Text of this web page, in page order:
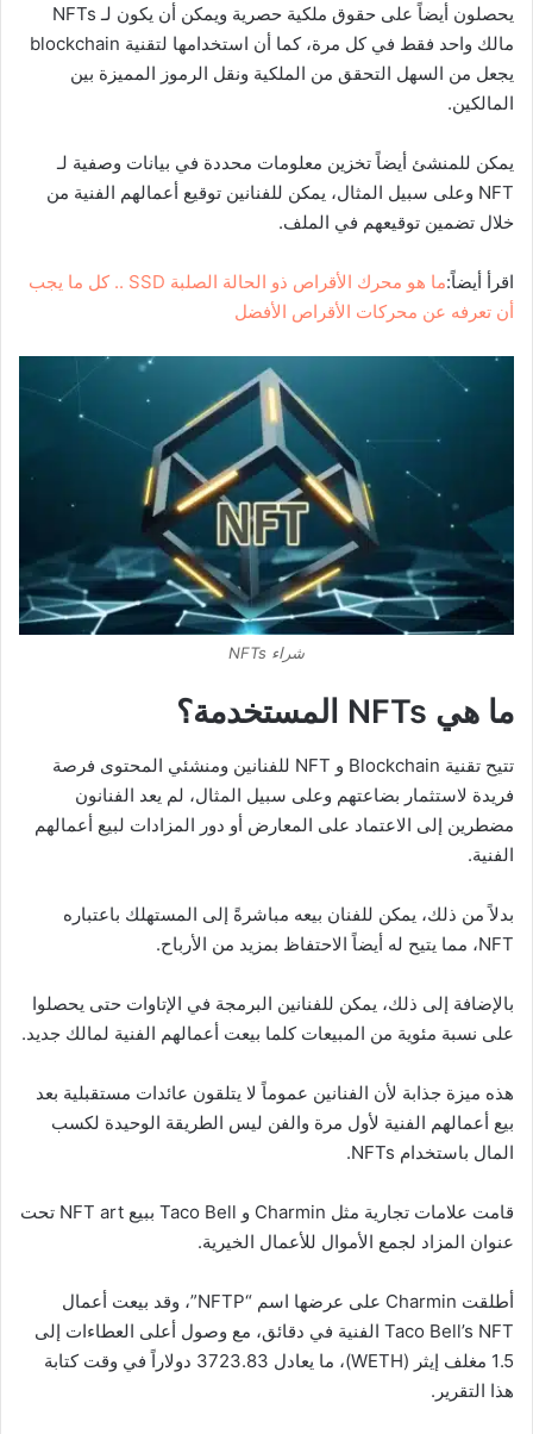
يحصلون أيضاً على حقوق ملكية حصرية ويمكن أن يكون لـ NFTs
مالك واحد فقط في كل مرة، كما أن استخدامها لتقنية blockchain
يجعل من السهل التحقق من الملكية ونقل الرموز المميزة بين
المالكين.
يمكن للمنشئ أيضاً تخزين معلومات محددة في بيانات وصفية لـ
NFT وعلى سبيل المثال، يمكن للفنانين توقيع أعمالهم الفنية من
خلال تضمين توقيعهم في الملف.
اقرأ أيضاً:
ما هو محرك الأقراص ذو الحالة الصلبة SSD .. كل ما يجب
أن تعرفه عن محركات الأقراص الأفضل
شراء NFTs
ما هي NFTs المستخدمة؟
تتيح تقنية Blockchain و NFT للفنانين ومنشئي المحتوى فرصة
فريدة لاستثمار بضاعتهم وعلى سبيل المثال، لم يعد الفنانون
مضطرين إلى الاعتماد على المعارض أو دور المزادات لبيع أعمالهم
الفنية.
بدلاً من ذلك، يمكن للفنان بيعه مباشرةً إلى المستهلك باعتباره
NFT، مما يتيح له أيضاً الاحتفاظ بمزيد من الأرباح.
بالإضافة إلى ذلك، يمكن للفنانين البرمجة في الإتاوات حتى يحصلوا
على نسبة مئوية من المبيعات كلما بيعت أعمالهم الفنية لمالك جديد.
هذه ميزة جذابة لأن الفنانين عموماً لا يتلقون عائدات مستقبلية بعد
بيع أعمالهم الفنية لأول مرة والفن ليس الطريقة الوحيدة لكسب
المال باستخدام NFTs.
قامت علامات تجارية مثل Charmin و Taco Bell ببيع NFT art تحت
عنوان المزاد لجمع الأموال للأعمال الخيرية.
أطلقت Charmin على عرضها اسم “NFTP”، وقد بيعت أعمال
Taco Bell’s NFT الفنية في دقائق، مع وصول أعلى العطاءات إلى
1.5 مغلف إيثر (WETH)، ما يعادل 3723.83 دولاراً في وقت كتابة
هذا التقرير.